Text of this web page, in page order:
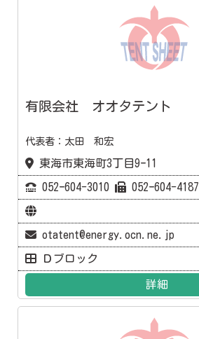
有限会社 オオタテント
代表者：太田 和宏
東海市東海町3丁目9ｰ11
052ｰ604-3010 052ｰ604-4187
otatent@energy.ocn.ne.jp
Ｄブロック
詳細